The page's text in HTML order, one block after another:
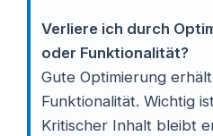
Verliere ich durch
oder Funktionalität?
Gute Optimierung
Funktionalität. Wichtig
Kritischer Inhalt bleibt